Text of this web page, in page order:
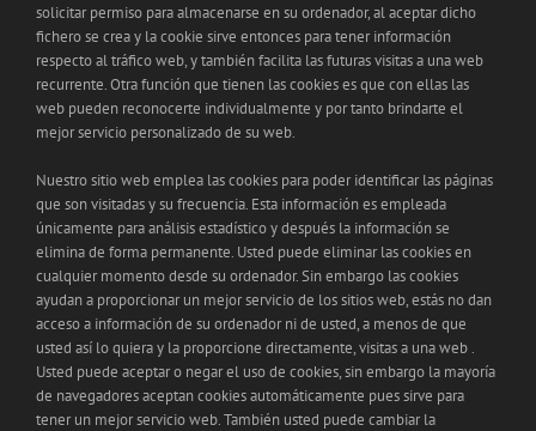
solicitar permiso para almacenarse en su ordenador, al aceptar dicho
fichero se crea y la cookie sirve entonces para tener información
respecto al tráfico web, y también facilita las futuras visitas a una web
recurrente. Otra función que tienen las cookies es que con ellas las
web pueden reconocerte individualmente y por tanto brindarte el
mejor servicio personalizado de su web.
Nuestro sitio web emplea las cookies para poder identificar las páginas
que son visitadas y su frecuencia. Esta información es empleada
únicamente para análisis estadístico y después la información se
elimina de forma permanente. Usted puede eliminar las cookies en
cualquier momento desde su ordenador. Sin embargo las cookies
ayudan a proporcionar un mejor servicio de los sitios web, estás no dan
acceso a información de su ordenador ni de usted, a menos de que
usted así lo quiera y la proporcione directamente, visitas a una web .
Usted puede aceptar o negar el uso de cookies, sin embargo la mayoría
de navegadores aceptan cookies automáticamente pues sirve para
tener un mejor servicio web. También usted puede cambiar la